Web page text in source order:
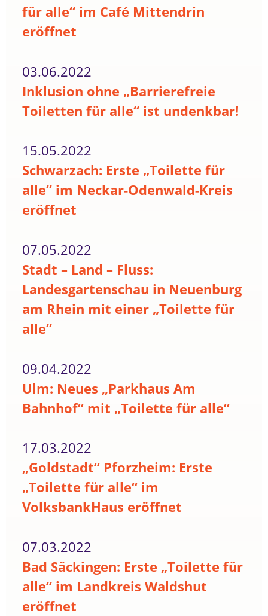
für alle“ im Café Mittendrin
eröffnet
03.06.2022
Inklusion ohne „Barrierefreie
Toiletten für alle“ ist undenkbar!
15.05.2022
Schwarzach: Erste „Toilette für
alle“ im Neckar-Odenwald-Kreis
eröffnet
07.05.2022
Stadt – Land – Fluss:
Landesgartenschau in Neuenburg
am Rhein mit einer „Toilette für
alle“
09.04.2022
Ulm: Neues „Parkhaus Am
Bahnhof“ mit „Toilette für alle“
17.03.2022
„Goldstadt“ Pforzheim: Erste
„Toilette für alle“ im
VolksbankHaus eröffnet
07.03.2022
Bad Säckingen: Erste „Toilette für
alle“ im Landkreis Waldshut
eröffnet